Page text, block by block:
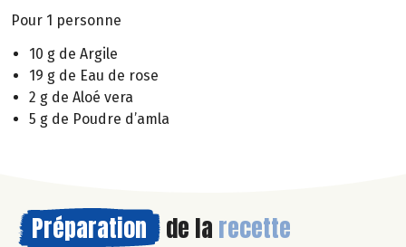
Pour 1 personne
10 g de Argile
19 g de Eau de rose
2 g de Aloé vera
5 g de Poudre d’amla
Préparation de la recette